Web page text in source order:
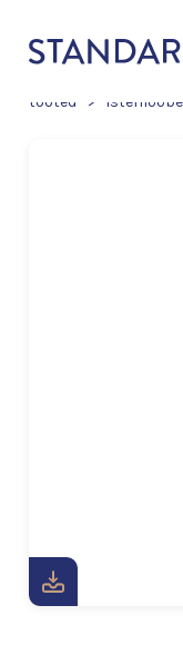
tooted >